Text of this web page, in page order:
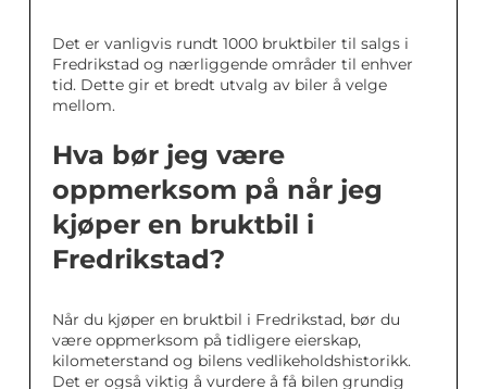
Det er vanligvis rundt 1000 bruktbiler til salgs i
Fredrikstad og nærliggende områder til enhver
tid. Dette gir et bredt utvalg av biler å velge
mellom.
Hva bør jeg være
oppmerksom på når jeg
kjøper en bruktbil i
Fredrikstad?
Når du kjøper en bruktbil i Fredrikstad, bør du
være oppmerksom på tidligere eierskap,
kilometerstand og bilens vedlikeholdshistorikk.
Det er også viktig å vurdere å få bilen grundig